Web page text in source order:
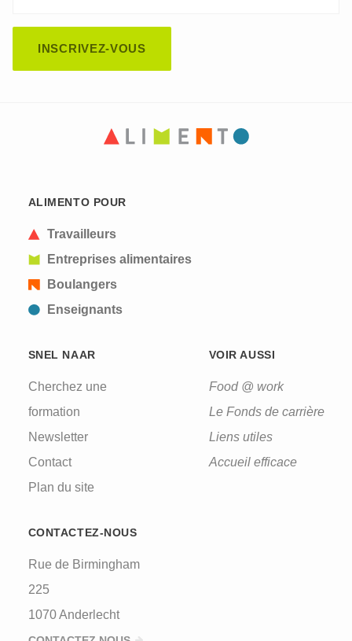
submissions.
ALIMENTO POUR
Travailleurs
Entreprises alimentaires
Boulangers
Enseignants
SNEL NAAR
Cherchez une
formation
Newsletter
Contact
Plan du site
VOIR AUSSI
Food @ work
Le Fonds de carrière
Liens utiles
Accueil efficace
CONTACTEZ-NOUS
Rue de Birmingham
225
1070 Anderlecht